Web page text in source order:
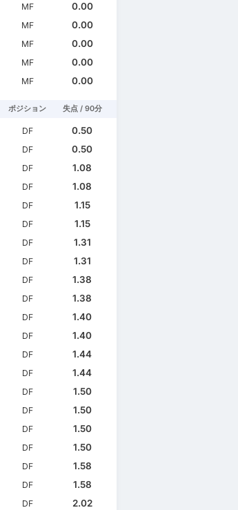
MF
0.00
MF
0.00
MF
0.00
MF
0.00
MF 0.00
ポジション 失点 / 90分
DF
0.50
DF
0.50
DF
1.08
DF
1.08
DF
1.15
DF
1.15
DF
1.31
DF
1.31
DF
1.38
DF
1.38
DF
1.40
DF
1.40
DF
1.44
DF
1.44
DF
1.50
DF
1.50
DF
1.50
DF
1.50
DF
1.58
DF
1.58
DF
2.02